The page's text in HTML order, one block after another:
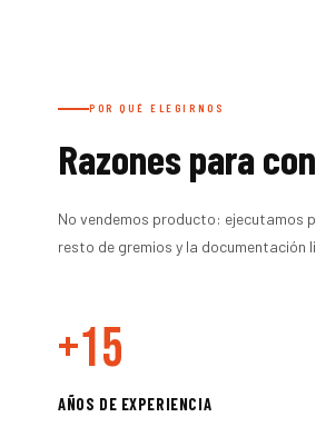
POR QUÉ ELEGIRNOS
Razones para
No vendemos producto: ejecutamos
resto de gremios y la documentación
+15
AÑOS DE EXPERIENCIA